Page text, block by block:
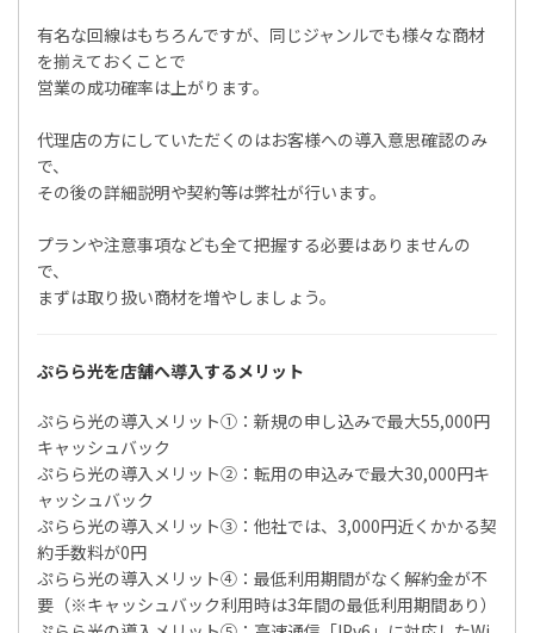
有名な回線はもちろんですが、同じジャンルでも様々な商材
を揃えておくことで
営業の成功確率は上がります。
代理店の方にしていただくのはお客様への導入意思確認のみ
で、
その後の詳細説明や契約等は弊社が行います。
プランや注意事項なども全て把握する必要はありませんの
で、
まずは取り扱い商材を増やしましょう。
ぷらら光を店舗へ導入するメリット
ぷらら光の導入メリット①：新規の申し込みで最大55,000円
キャッシュバック
ぷらら光の導入メリット②：転用の申込みで最大30,000円キ
ャッシュバック
ぷらら光の導入メリット③：他社では、3,000円近くかかる契
約手数料が0円
ぷらら光の導入メリット④：最低利用期間がなく解約金が不
要（※キャッシュバック利用時は3年間の最低利用期間あり）